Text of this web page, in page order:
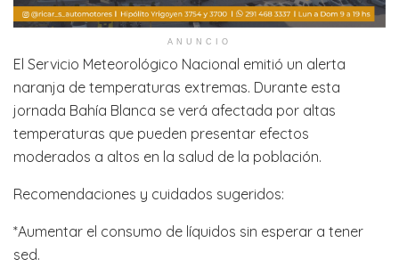
ANUNCIO
El Servicio Meteorológico Nacional emitió un alerta
naranja de temperaturas extremas. Durante esta
jornada Bahía Blanca se verá afectada por altas
temperaturas que pueden presentar efectos
moderados a altos en la salud de la población.
Recomendaciones y cuidados sugeridos:
*Aumentar el consumo de líquidos sin esperar a tener
sed.